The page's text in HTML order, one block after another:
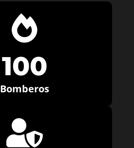

100
Bomberos
